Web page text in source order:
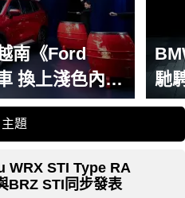
南《Ford
換上淺色內裝
馳
血
主題
WRX STI Type RA
BRZ STI同步發表